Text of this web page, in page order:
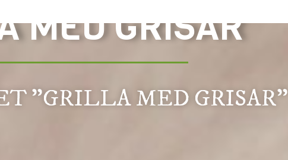
MED GRISAR
”GRILLA MED GRISAR”